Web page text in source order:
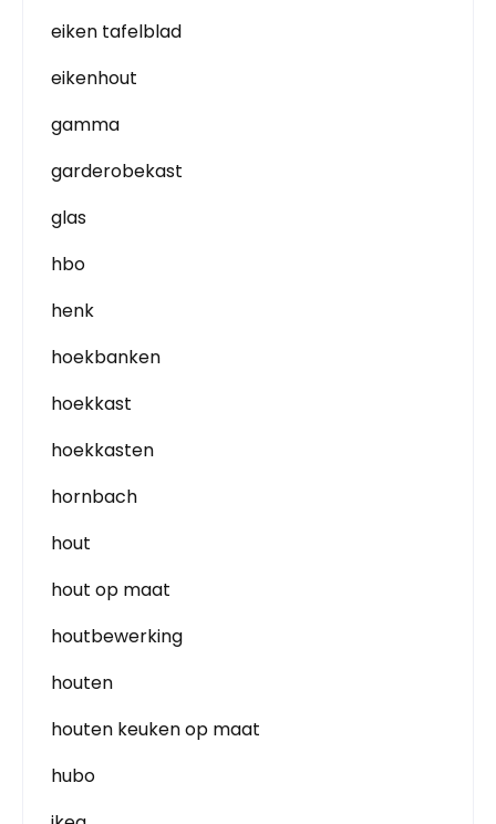
eiken tafelblad
eikenhout
gamma
garderobekast
glas
hbo
henk
hoekbanken
hoekkast
hoekkasten
hornbach
hout
hout op maat
houtbewerking
houten
houten keuken op maat
hubo